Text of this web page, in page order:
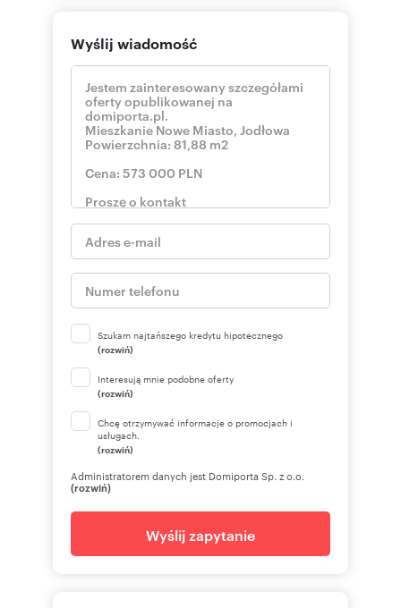
Wyślij wiadomość
Szukam najtańszego kredytu hipotecznego
(rozwiń)
Interesują mnie podobne oferty
(rozwiń)
Chcę otrzymywać informacje o promocjach i
usługach.
(rozwiń)
Administratorem danych jest Domiporta Sp. z o.o.
(rozwiń)
Wyślij zapytanie